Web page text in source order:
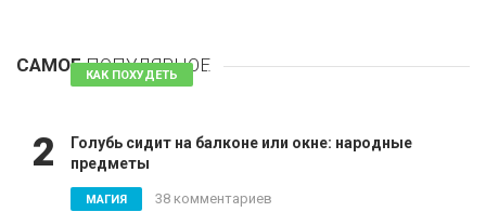
САМОЕПОПУЛЯРНОЕ
КАК ПОХУДЕТЬ 81 комментарий
2
Голубь сидит на балконе или окне: народные
предметы
МАГИЯ 38 комментариев